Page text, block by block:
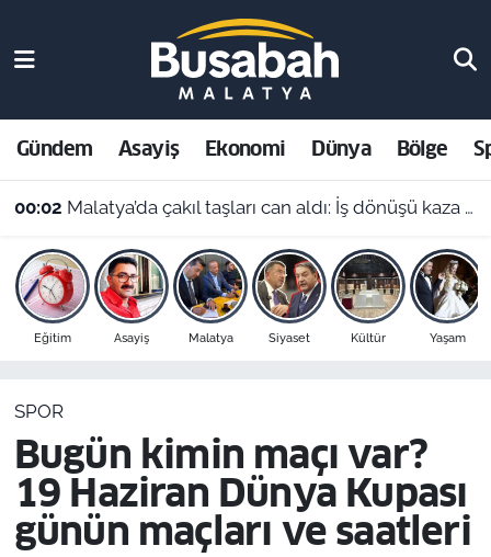
Gündem Asayiş Ekonomi Dünya Bölge
00:02 Malatya’da çakıl taşları can aldı: İş dönüşü kaza yapan motosikletli hayatını kaybetti
Eğitim Asayiş Malatya Siyaset Kültür Yaşam
SPOR
Bugün kimin maçı var?
19 Haziran Dünya Kupası
günün maçları ve saatleri
Asayiş
Ekonomi
Dünya
Bölge
Resmi İlanlar
Malatya Nöbetçi Eczaneler
Malatya Hava Durumu
Malatya Namaz Vakitleri
Malatya Trafik Yoğunluk Haritası
Süper Lig Puan Durumu ve Fikstür
Son Dakika Haberleri
Haber Arşivi